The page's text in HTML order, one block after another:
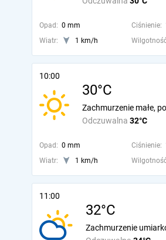
Opad: 0 mm Ciśnienie:
Wiatr:
1 km/h
10:00
30°C
Odczuwalna 32°C
Zachmurzenie małe,
Opad: 0 mm Ciśnienie:
Wiatr:
1 km/h
11:00
32°C
Zachmurzenie